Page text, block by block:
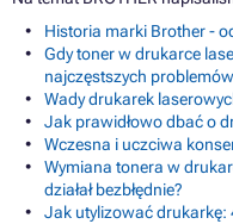
Historia marki Brother -
Gdy toner w drukarce
najczęstszych
Wady drukarek
Jak prawidłowo dbać o
Wczesna i uczciwa
Wymiana tonera w
działał bezbłędnie?
Jak utylizować drukarkę: